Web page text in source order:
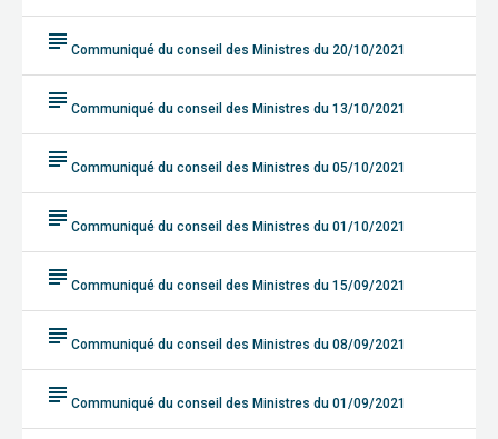
subject Communiqué du conseil des Ministres du 20/10/2021
subject Communiqué du conseil des Ministres du 13/10/2021
subject Communiqué du conseil des Ministres du 05/10/2021
subject Communiqué du conseil des Ministres du 01/10/2021
subject Communiqué du conseil des Ministres du 15/09/2021
subject Communiqué du conseil des Ministres du 08/09/2021
subject Communiqué du conseil des Ministres du 01/09/2021